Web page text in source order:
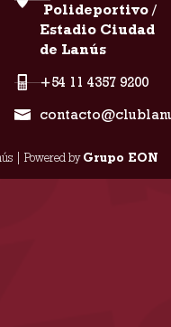
Polideportivo /
Estadio Ciudad
de Lanús
+54 11 4357 9200
| Powered byGrupo EON